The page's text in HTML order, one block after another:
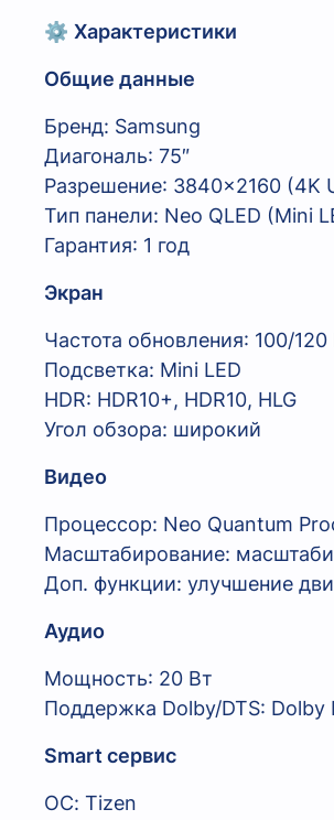
⚙️ Характеристики
Общие данные
Бренд: Samsung
Диагональ: 75″
Разрешение: 3840×2160 (4K
Тип панели: Neo QLED (Mini
Гарантия: 1 год
Экран
Частота обновления: 100/120
Подсветка: Mini LED
HDR: HDR10+, HDR10, HLG
Угол обзора: широкий
Видео
Процессор: Neo Quantum
Масштабирование:
Доп. функции: улучшение
Аудио
Мощность: 20 Вт
Поддержка Dolby/DTS: Dolby
Smart сервис
ОС: Tizen